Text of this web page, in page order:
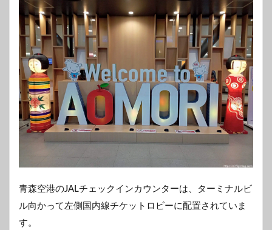
青森空港のJALチェックインカウンターは、ターミナルビ
ル向かって左側国内線チケットロビーに配置されていま
す。